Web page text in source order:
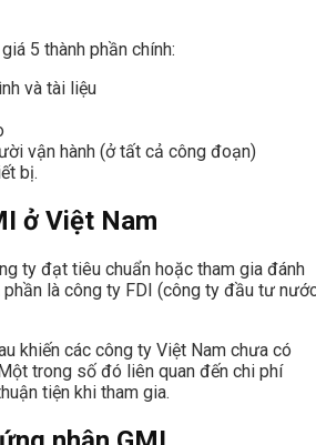
5 thành phần chính:
và tài liệu
vận hành (ở tất cả công đoạn)
bị.
ở Việt Nam
ty đạt tiêu chuẩn hoặc tham gia đánh
là công ty FDI (công ty đầu tư
khiến các công ty Việt Nam chưa có
trong số đó liên quan đến chi phí
tiện khi tham gia.